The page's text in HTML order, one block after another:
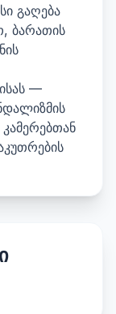
გაღება
ბარათის
—